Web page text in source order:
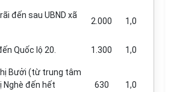
đến sau UBND xã
2.000 1,0
Quốc lộ 20. 1.300 1,0
Bưởi (từ trung tâm
đến hết
630 1,0